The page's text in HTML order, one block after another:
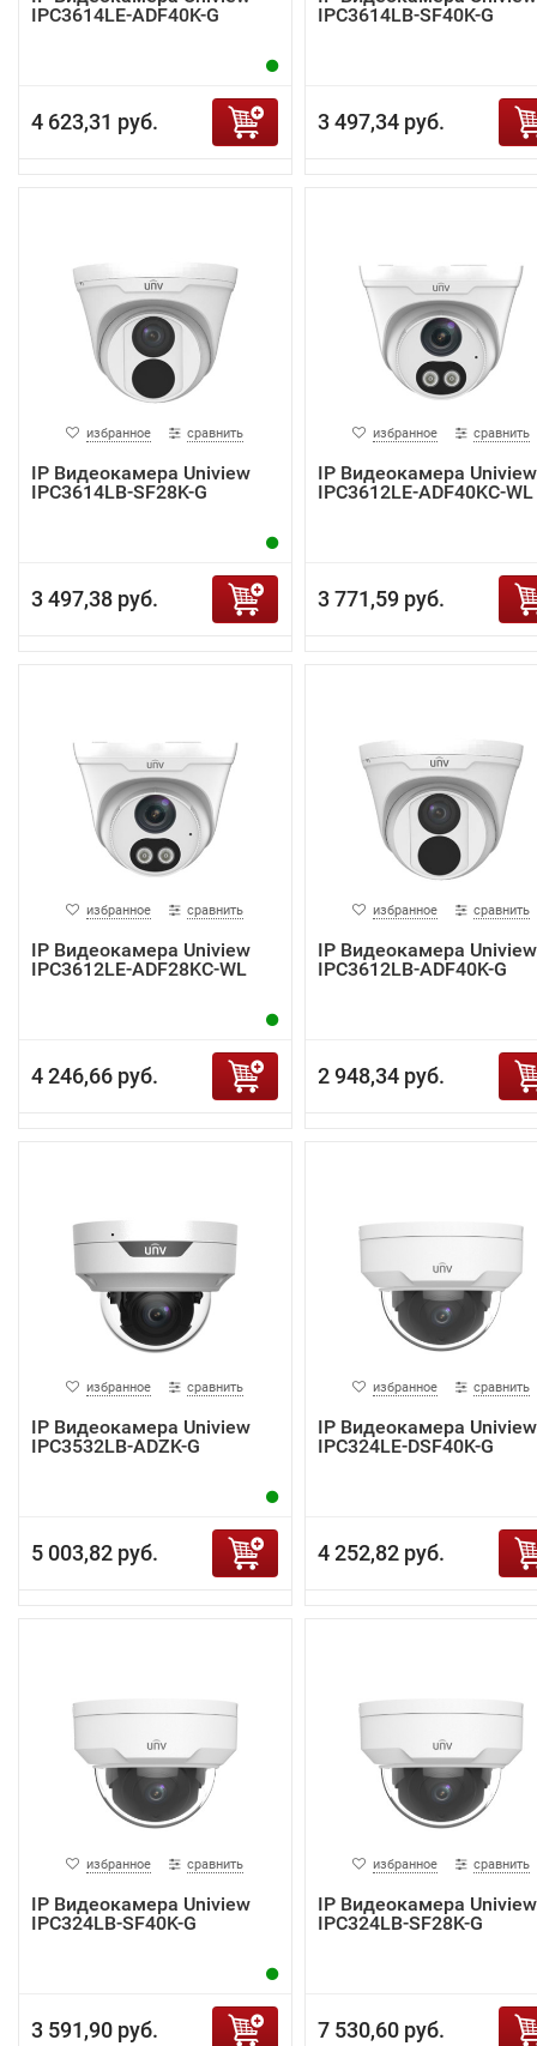
IPC3614LE-ADF40K-G
4 623,31 руб.
IPC3614LB-SF40K-G
3 497,34 руб.
избранное сравнить
IP Видеокамера Uniview
IPC3614LB-SF28K-G
3 497,38 руб.
избранное сравнить
IP Видеокамера Uniview
IPC3612LE-ADF40KC-WL
3 771,59 руб.
избранное сравнить
IP Видеокамера Uniview
IPC3612LE-ADF28KC-WL
4 246,66 руб.
избранное сравнить
IP Видеокамера Uniview
IPC3612LB-ADF40K-G
2 948,34 руб.
избранное сравнить
IP Видеокамера Uniview
IPC3532LB-ADZK-G
5 003,82 руб.
избранное сравнить
IP Видеокамера Uniview
IPC324LE-DSF40K-G
4 252,82 руб.
избранное сравнить
IP Видеокамера Uniview
IPC324LB-SF40K-G
3 591,90 руб.
избранное сравнить
IP Видеокамера Uniview
IPC324LB-SF28K-G
7 530,60 руб.